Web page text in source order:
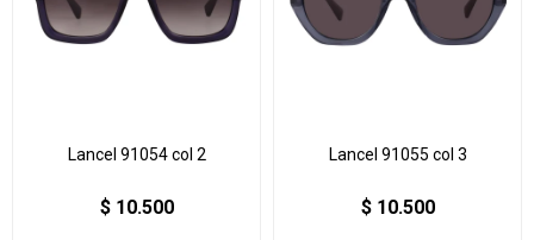
Lancel 91054 col 2
$ 10.500
Lancel 91055 col 3
$ 10.500